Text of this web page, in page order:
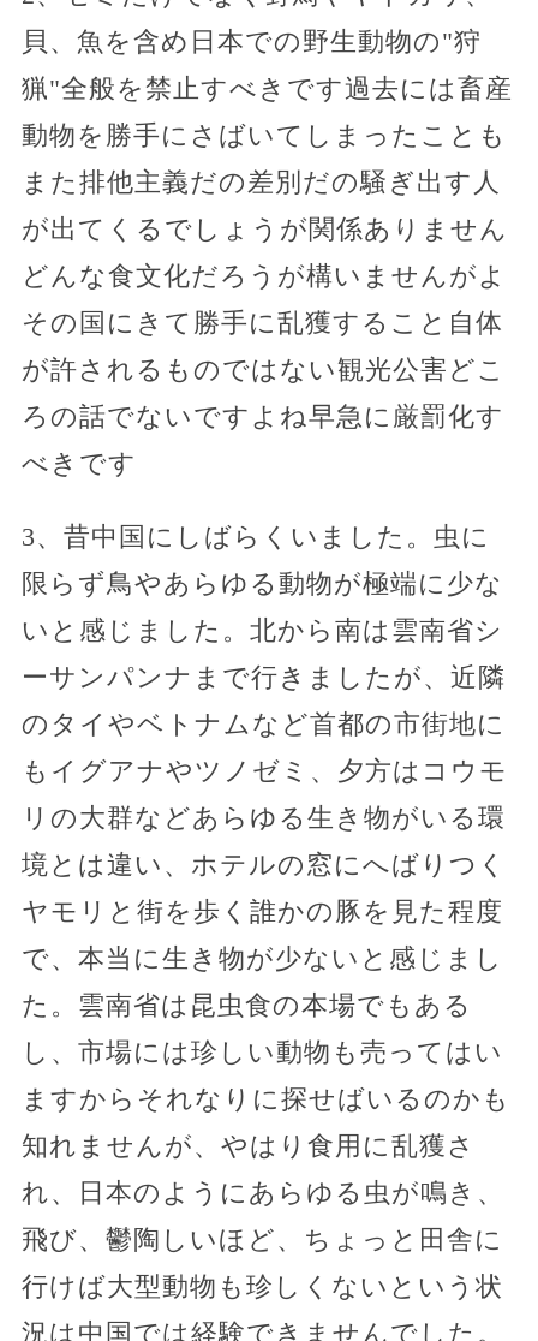
貝、魚を含め日本での野生動物の"狩
猟"全般を禁止すべきです過去には畜産
動物を勝手にさばいてしまったことも
また排他主義だの差別だの騒ぎ出す人
が出てくるでしょうが関係ありません
どんな食文化だろうが構いませんがよ
その国にきて勝手に乱獲すること自体
が許されるものではない観光公害どこ
ろの話でないですよね早急に厳罰化す
べきです
3、昔中国にしばらくいました。虫に
限らず鳥やあらゆる動物が極端に少な
いと感じました。北から南は雲南省シ
ーサンパンナまで行きましたが、近隣
のタイやベトナムなど首都の市街地に
もイグアナやツノゼミ、夕方はコウモ
リの大群などあらゆる生き物がいる環
境とは違い、ホテルの窓にへばりつく
ヤモリと街を歩く誰かの豚を見た程度
で、本当に生き物が少ないと感じまし
た。雲南省は昆虫食の本場でもある
し、市場には珍しい動物も売ってはい
ますからそれなりに探せばいるのかも
知れませんが、やはり食用に乱獲さ
れ、日本のようにあらゆる虫が鳴き、
飛び、鬱陶しいほど、ちょっと田舎に
行けば大型動物も珍しくないという状
況は中国では経験できませんでした。